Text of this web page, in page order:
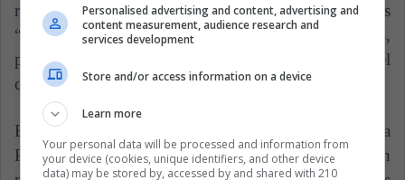
recluido en el "centro de tratamiento para clérigos
“Domus Marie” (Casa de María) en Tortuguitas,
provincia de Buenos Aires (Argentina)", según el
diario Contra Poder en Chiapas.
En marzo de 1998 fue trasladado a "la nueva
Parroquia de San Juan Bosco en Chicago" por un
Personalised advertising and content, advertising and
content measurement, audience research and
services development
Store and/or access information on a device
Learn more
Your personal data will be processed and information from
your device (cookies, unique identifiers, and other device
data) may be stored by, accessed by and shared with 210